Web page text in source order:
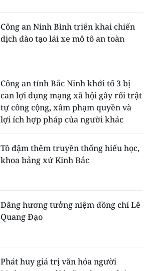
Công an Ninh Bình triển khai chiến
dịch đào tạo lái xe mô tô an toàn
Công an tỉnh Bắc Ninh khởi tố 3 bị
can lợi dụng mạng xã hội gây rối trật
tự công cộng, xâm phạm quyền và
lợi ích hợp pháp của người khác
Tô đậm thêm truyền thống hiếu học,
khoa bảng xứ Kinh Bắc
Dâng hương tưởng niệm đồng chí Lê
Quang Đạo
Phát huy giá trị văn hóa người